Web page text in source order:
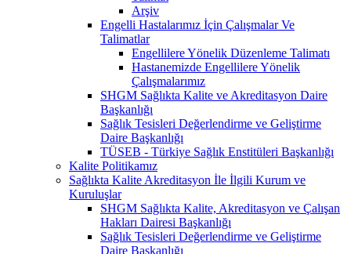
Arşiv
Engelli Hastalarımız İçin Çalışmalar Ve
Talimatlar
Engellilere Yönelik Düzenleme Talimatı
Hastanemizde Engellilere Yönelik
Çalışmalarımız
SHGM Sağlıkta Kalite ve Akreditasyon Daire
Başkanlığı
Sağlık Tesisleri Değerlendirme ve Geliştirme
Daire Başkanlığı
TÜSEB - Türkiye Sağlık Enstitüleri Başkanlığı
Kalite Politikamız
Sağlıkta Kalite Akreditasyon İle İlgili Kurum ve
Kuruluşlar
SHGM Sağlıkta Kalite, Akreditasyon ve Çalışan
Hakları Dairesi Başkanlığı
Sağlık Tesisleri Değerlendirme ve Geliştirme
Daire Başkanlığı